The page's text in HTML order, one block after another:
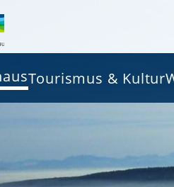
Tourismus & Kultur